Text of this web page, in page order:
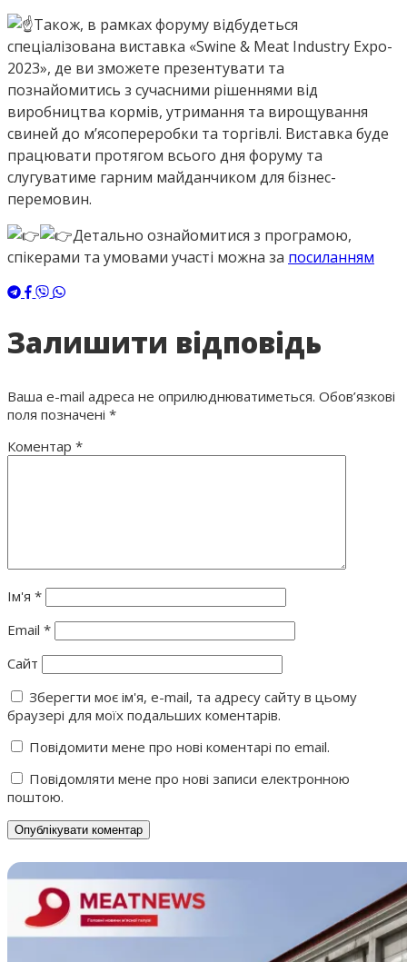
Також, в рамках форуму відбудеться
спеціалізована виставка «Swine & Meat Industry Expo-
2023», де ви зможете презентувати та
познайомитись з сучасними рішеннями від
виробництва кормів, утримання та вирощування
свиней до мʼясопереробки та торгівлі. Виставка буде
працювати протягом всього дня форуму та
слугуватиме гарним майданчиком для бізнес-
перемовин.
Детально ознайомитися з програмою,
спікерами та умовами участі можна за посиланням
Залишити відповідь
Ваша e-mail адреса не оприлюднюватиметься. Обов’язкові
поля позначені *
Коментар *
Ім'я *
Email *
Сайт
Зберегти моє ім'я, e-mail, та адресу сайту в цьому
браузері для моїх подальших коментарів.
Повідомити мене про нові коментарі по email.
Повідомляти мене про нові записи електронною
поштою.